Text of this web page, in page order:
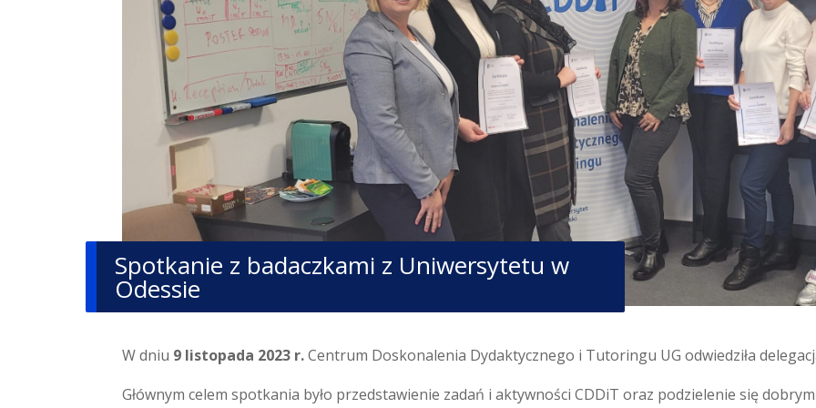
Spotkanie z badaczkami z Uniwersytetu w
Odessie
W dniu 9 listopada 2023 r.Centrum Doskonalenia Dydaktycznego i Tutoringu UG odwiedziła
Głównym celem spotkania było przedstawienie zadań i aktywności CDDiT oraz podzielenie się